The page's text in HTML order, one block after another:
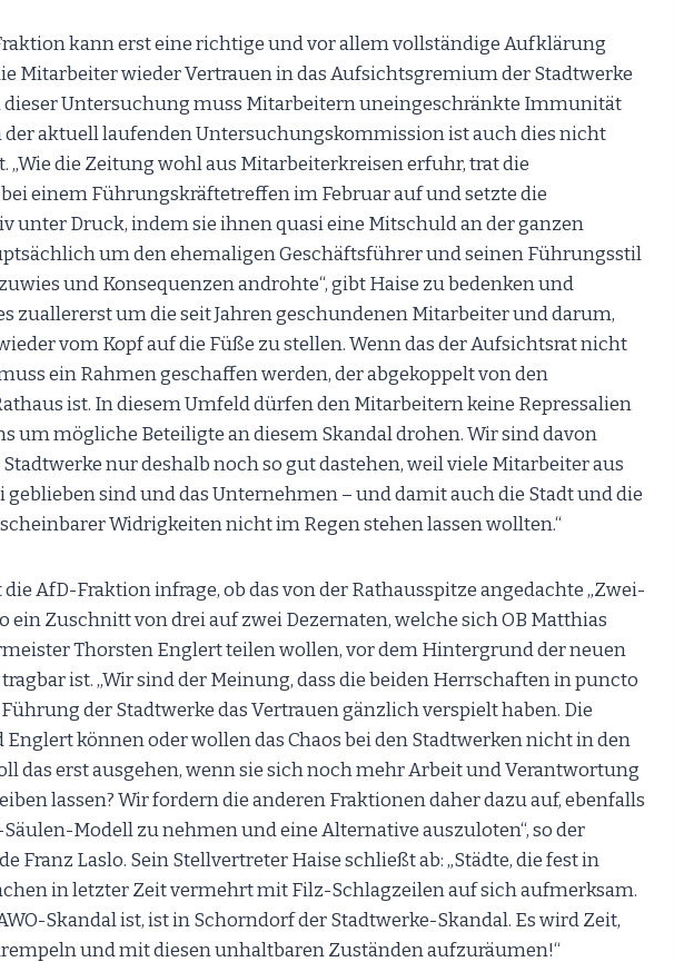
kann erst eine richtige und vor allem vollständige Aufklärung
Mitarbeiter wieder Vertrauen in das Aufsichtsgremium der Stadtwerke
dieser Untersuchung muss Mitarbeitern uneingeschränkte Immunität
der aktuell laufenden Untersuchungskommission ist auch dies nicht
„Wie die Zeitung wohl aus Mitarbeiterkreisen erfuhr, trat die
einem Führungskräftetreffen im Februar auf und setzte die
unter Druck, indem sie ihnen quasi eine Mitschuld an der ganzen
um den ehemaligen Geschäftsführer und seinen Führungsstil
und Konsequenzen androhte“, gibt Haise zu bedenken und
zuallererst um die seit Jahren geschundenen Mitarbeiter und darum,
vom Kopf auf die Füße zu stellen. Wenn das der Aufsichtsrat nicht
ein Rahmen geschaffen werden, der abgekoppelt von den
ist. In diesem Umfeld dürfen den Mitarbeitern keine Repressalien
um mögliche Beteiligte an diesem Skandal drohen. Wir sind davon
nur deshalb noch so gut dastehen, weil viele Mitarbeiter aus
geblieben sind und das Unternehmen – und damit auch die Stadt und die
Widrigkeiten nicht im Regen stehen lassen wollten.“
AfD-Fraktion infrage, ob das von der Rathausspitze angedachte „Zwei-
ein Zuschnitt von drei auf zwei Dezernaten, welche sich OB Matthias
Thorsten Englert teilen wollen, vor dem Hintergrund der neuen
ist. „Wir sind der Meinung, dass die beiden Herrschaften in puncto
der Stadtwerke das Vertrauen gänzlich verspielt haben. Die
können oder wollen das Chaos bei den Stadtwerken nicht in den
das erst ausgehen, wenn sie sich noch mehr Arbeit und Verantwortung
lassen? Wir fordern die anderen Fraktionen daher dazu auf, ebenfalls
Modell zu nehmen und eine Alternative auszuloten“, so der
Franz Laslo. Sein Stellvertreter Haise schließt ab: „Städte, die fest in
in letzter Zeit vermehrt mit Filz-Schlagzeilen auf sich aufmerksam.
Skandal ist, ist in Schorndorf der Stadtwerke-Skandal. Es wird Zeit,
und mit diesen unhaltbaren Zuständen aufzuräumen!“